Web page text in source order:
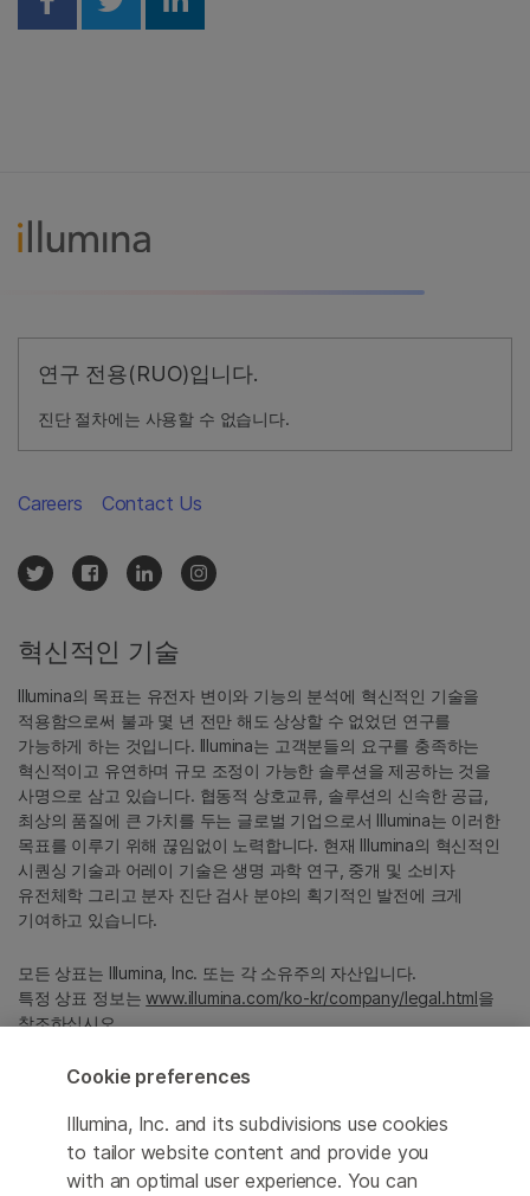
Share on Facebook
Share on Twitter
Share on Linkedin
연구 전용(RUO)입니다.
진단 절차에는 사용할 수 없습니다.
혁신적인 기술
Illumina의 목표는 유전자 변이와 기능의 분석에 혁신적인 기술을
적용함으로써 불과 몇 년 전만 해도 상상할 수 없었던 연구를
가능하게 하는 것입니다. Illumina는 고객분들의 요구를 충족하는
혁신적이고 유연하며 규모 조정이 가능한 솔루션을 제공하는 것을
사명으로 삼고 있습니다. 협동적 상호교류, 솔루션의 신속한 공급,
최상의 품질에 큰 가치를 두는 글로벌 기업으로서 Illumina는 이러한
목표를 이루기 위해 끊임없이 노력합니다. 현재 Illumina의 혁신적인
시퀀싱 기술과 어레이 기술은 생명 과학 연구, 중개 및 소비자
유전체학 그리고 분자 진단 검사 분야의 획기적인 발전에 크게
기여하고 있습니다.
모든 상표는 Illumina, Inc. 또는 각 소유주의 자산입니다.
특정 상표 정보는www.illumina.com/ko-kr/company/legal.html을
참조하십시오.
Privacy Policy
Careers Contact Us
Cookie preferences
Illumina, Inc. and its subdivisions use cookies
to tailor website content and provide you
with an optimal user experience. You can